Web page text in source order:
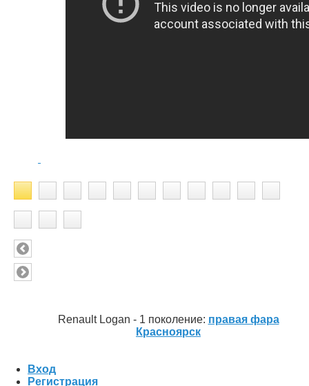
Renault Logan - 1 поколение: правая фара
Красноярск
Вход
Регистрация